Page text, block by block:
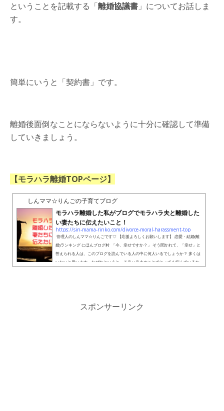
ということを記載する「離婚協議書 」についてお話しま
す。
簡単にいうと「契約書」です。
離婚後面倒なことにならないように十分に確認して準備
していきましょう。
【モラハラ離婚TOPページ】
しんママ☆りんごの子育てブログ
モラハラ離婚した私がブログでモラハラ夫と離婚した
い妻たちに伝えたいこと！
https://sin-mama-rinko.com/divorce-moral-harassment-top
管理人のしんママ☆りんごです♡ 【応援よろしくお願いします】 恋愛・結婚(離
婚)ランキング にほんブログ村 「今、幸せですか？」 そう聞かれて、「幸せ」と
答えられる人は、このブログを読んでいる人の中に何人いるでしょうか？ 多くは
いないと思います。なぜかというと、モラハラ夫のことでとっても悩んでいるか
スポンサーリンク